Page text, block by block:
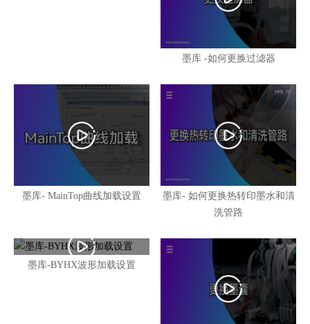
墨库 -如何更换过滤器
墨库- MainTop曲线加载设置
墨库- 如何更换热转印墨水和清
洗管路
墨库-BYHX波形加载设置